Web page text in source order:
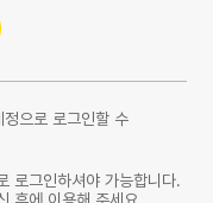
으로 로그인할 수
로그인하셔야 가능합니다.